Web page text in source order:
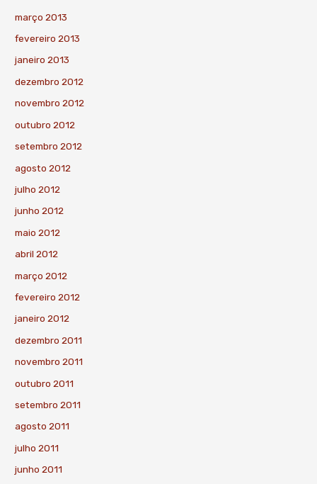
março 2013
fevereiro 2013
janeiro 2013
dezembro 2012
novembro 2012
outubro 2012
setembro 2012
agosto 2012
julho 2012
junho 2012
maio 2012
abril 2012
março 2012
fevereiro 2012
janeiro 2012
dezembro 2011
novembro 2011
outubro 2011
setembro 2011
agosto 2011
julho 2011
junho 2011